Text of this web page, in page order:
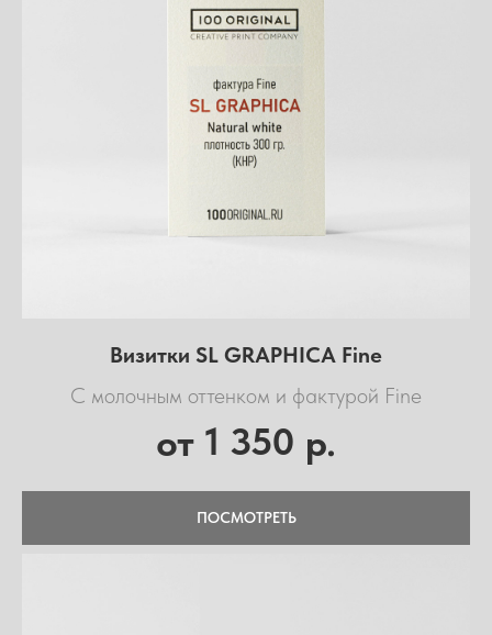
Визитки SL GRAPHICA Fine
С молочным оттенком и фактурой Fine
от 1 350 р.
ПОСМОТРЕТЬ